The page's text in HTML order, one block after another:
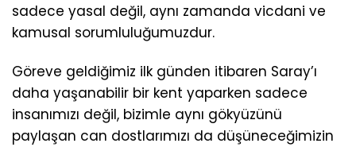
sadece yasal değil, aynı zamanda vicdani ve
kamusal sorumluluğumuzdur.
Göreve geldiğimiz ilk günden itibaren Saray’ı
daha yaşanabilir bir kent yaparken sadece
insanımızı değil, bizimle aynı gökyüzünü
paylaşan can dostlarımızı da düşüneceğimizin